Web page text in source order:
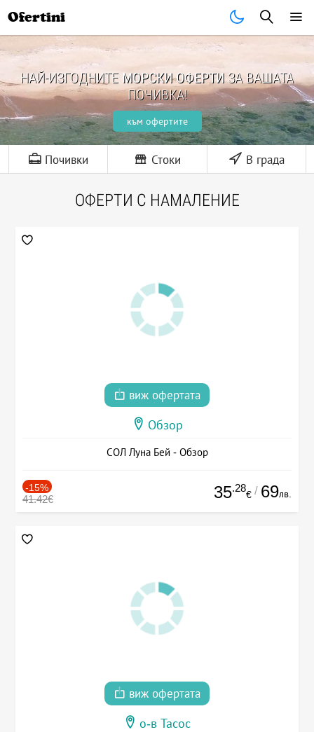
Ofertini
НАЙ-ИЗГОДНИТЕ МОРСКИ ОФЕРТИЗА ВАШАТА
ПОЧИВКА!
към офертите
Почивки Стоки В града
ОФЕРТИ С НАМАЛЕНИЕ
виж офертата
Обзор
СОЛ Луна Бей - Обзор
-15%
41.42€ 35.28
€ / 69лв.
виж офертата
о-в Тасос